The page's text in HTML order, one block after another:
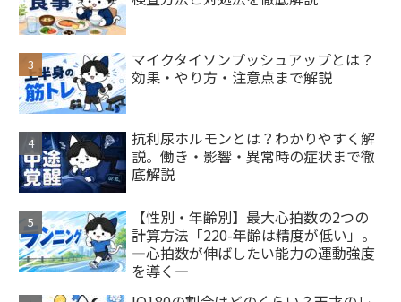
マイクタイソンプッシュアップとは？
効果・やり方・注意点まで解説
抗利尿ホルモンとは？わかりやすく解
説。働き・影響・異常時の症状まで徹
底解説
【性別・年齢別】最大心拍数の2つの
計算方法「220-年齢は精度が低い」。
―心拍数が伸ばしたい能力の運動強度
を導く―